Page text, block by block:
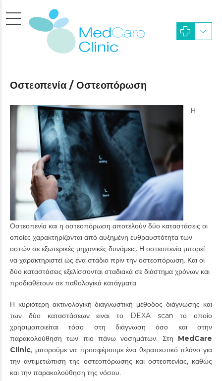
Οστεοπενία / Οστεοπόρωση
Η
Οστεοπενία και η οστεοπόρωση αποτελούν δύο καταστάσεις οι
οποίες χαρακτηρίζονται από αυξημένη ευθραυστότητα των
οστών σε εξωτερικές μηχανικές δυνάμεις. Η οστεοπενία μπορεί
να χαρακτηριστεί ώς ένα στάδιο πριν την οστεοπόρωση. Και οι
δύο καταστάσεις εξελίσσονται σταδιακά σε διάστημα χρόνων και
προδιαθέτουν σε παθολογικά κατάγματα.
Η κυριότερη ακτινολογική διαγνωστική μέθοδος διάγνωσης και
των δύο καταστάσεων ειναι το DEXA scan το οποίο
χρησιμοποιείται τόσο στη διάγνωση όσο και στην
παρακολούθηση των πιο πάνω νοσημάτων. Στη MedCare
Clinic, μπορούμε να προσφέρουμε ένα θεραπευτικό πλάνο για
την αντιμετώπιση της οστεοπόρωσης και οστεοπενίας, καθώς
και την παρακολούθηση της νόσου.